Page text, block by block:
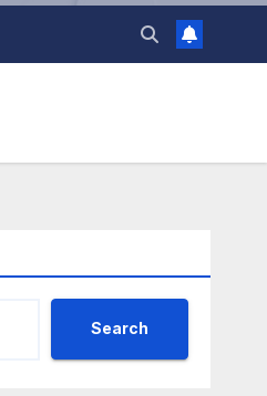
Search